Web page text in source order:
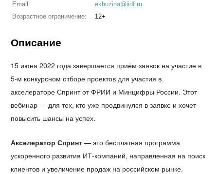
Email:
ekhuzina@iidf.ru
Возрастное ограничение:
12+
Описание
15 июня 2022 года завершается приём заявок на участие в
5-м конкурсном отборе проектов для участия в
акселераторе Спринт от ФРИИ и Минцифры России. Этот
вебинар — для тех, кто уже продвинулся в заявке и хочет
повысить шансы на успех.
Акселератор Спринт — это бесплатная программа
ускоренного развития ИТ-компаний, направленная на поиск
клиентов и увеличение продаж на российском рынке.